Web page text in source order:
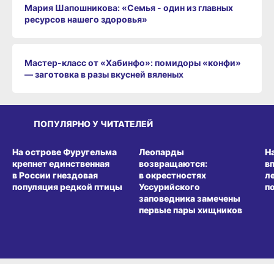
Мария Шапошникова: «Семья - один из главных
ресурсов нашего здоровья»
Мастер-класс от «Хабинфо»: помидоры «конфи»
— заготовка в разы вкусней вяленых
ПОПУЛЯРНО У ЧИТАТЕЛЕЙ
На острове Фуругельма
крепнет единственная
в России гнездовая
популяция редкой птицы
Леопарды
возвращаются:
в окрестностях
Уссурийского
заповедника замечены
первые пары хищников